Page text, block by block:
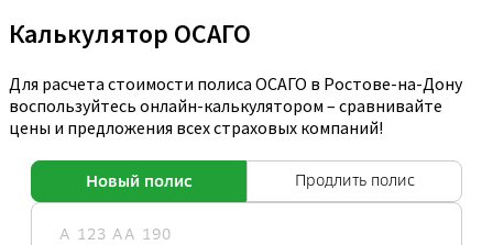
Калькулятор ОСАГО
Для расчета стоимости полиса ОСАГО в Ростове-на-Дону
воспользуйтесь онлайн-калькулятором – сравнивайте
цены и предложения всех страховых компаний!